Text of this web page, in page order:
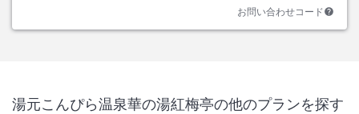
お問い合わせコード
湯元こんぴら温泉華の湯紅梅亭の他のプランを探す